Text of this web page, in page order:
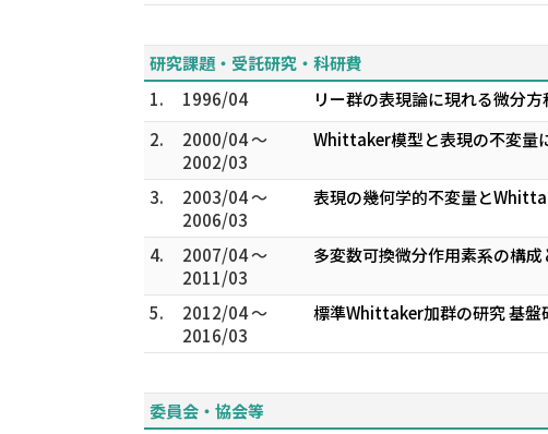
研究課題・受託研究・科研費
1.
1996/04
リー群の表現論に現れる微分
2.
2000/04 ～
2002/03
Whittaker模型と表現の不変量
3.
2003/04 ～
2006/03
表現の幾何学的不変量と
4.
2007/04 ～
2011/03
多変数可換微分作用素系の構
5.
2012/04 ～
2016/03
標準Whittaker加群の研究 基盤
委員会・協会等